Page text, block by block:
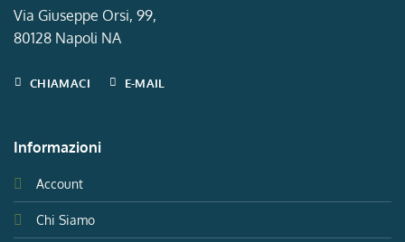
Via Giuseppe Orsi, 99,
80128 Napoli NA
CHIAMACI E-MAIL
Informazioni
Account
Chi Siamo